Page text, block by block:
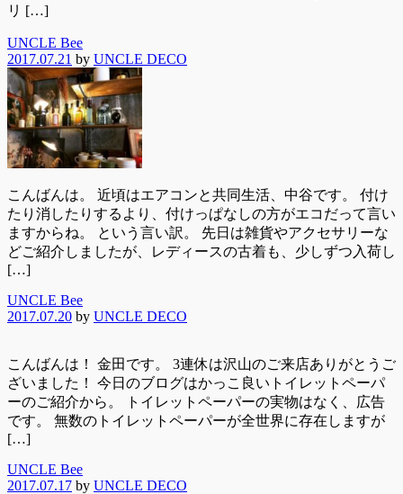
リ […]
UNCLE Bee
2017.07.21 by UNCLE DECO
こんばんは。 近頃はエアコンと共同生活、中谷です。 付け
たり消したりするより、付けっぱなしの方がエコだって言い
ますからね。 という言い訳。 先日は雑貨やアクセサリーな
どご紹介しましたが、レディースの古着も、少しずつ入荷し
[…]
UNCLE Bee
2017.07.20 by UNCLE DECO
こんばんは！ 金田です。 3連休は沢山のご来店ありがとうご
ざいました！ 今日のブログはかっこ良いトイレットペーパ
ーのご紹介から。 トイレットペーパーの実物はなく、広告
です。 無数のトイレットペーパーが全世界に存在しますが
[…]
UNCLE Bee
2017.07.17 by UNCLE DECO